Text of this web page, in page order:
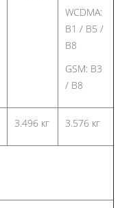
WCDMA:
B1 / B5 /
B8
GSM: B3
/ B8
3.496 кг 3.576 кг